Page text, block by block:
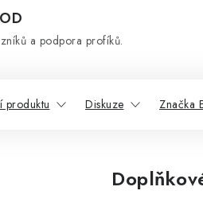
a podpora profíků.
produktu Diskuze Značka